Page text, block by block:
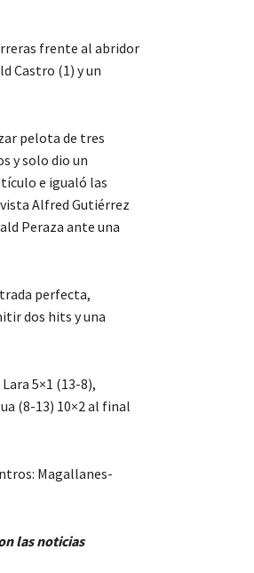
frente al abridor
Castro (1) y un
pelota de tres
y solo dio un
e igualó las
Alfred Gutiérrez
Peraza ante una
perfecta,
dos hits y una
5×1 (13-8),
(8-13) 10×2 al final
Magallanes-
las noticias